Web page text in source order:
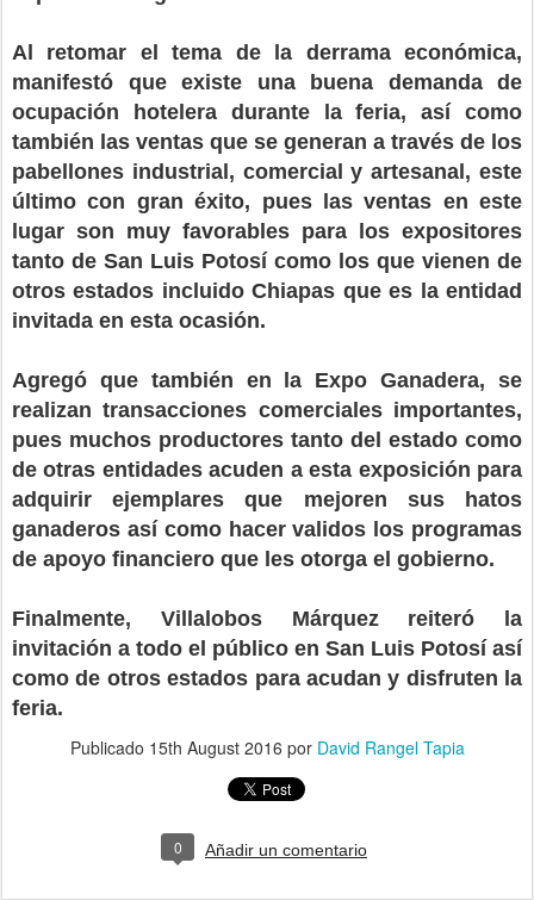
Al retomar el tema de la derrama económica,
manifestó que existe una buena demanda de
ocupación hotelera durante la feria, así como
también las ventas que se generan a través de los
pabellones industrial, comercial y artesanal, este
último con gran éxito, pues las ventas en este
lugar son muy favorables para los expositores
tanto de San Luis Potosí como los que vienen de
otros estados incluido Chiapas que es la entidad
invitada en esta ocasión.
Agregó que también en la Expo Ganadera, se
realizan transacciones comerciales importantes,
pues muchos productores tanto del estado como
de otras entidades acuden a esta exposición para
adquirir ejemplares que mejoren sus hatos
ganaderos así como hacer validos los programas
de apoyo financiero que les otorga el gobierno.
Finalmente, Villalobos Márquez reiteró la
invitación a todo el público en San Luis Potosí así
como de otros estados para acudan y disfruten la
feria.
Publicado 15th August 2016 por David Rangel Tapia
0 Añadir un comentario